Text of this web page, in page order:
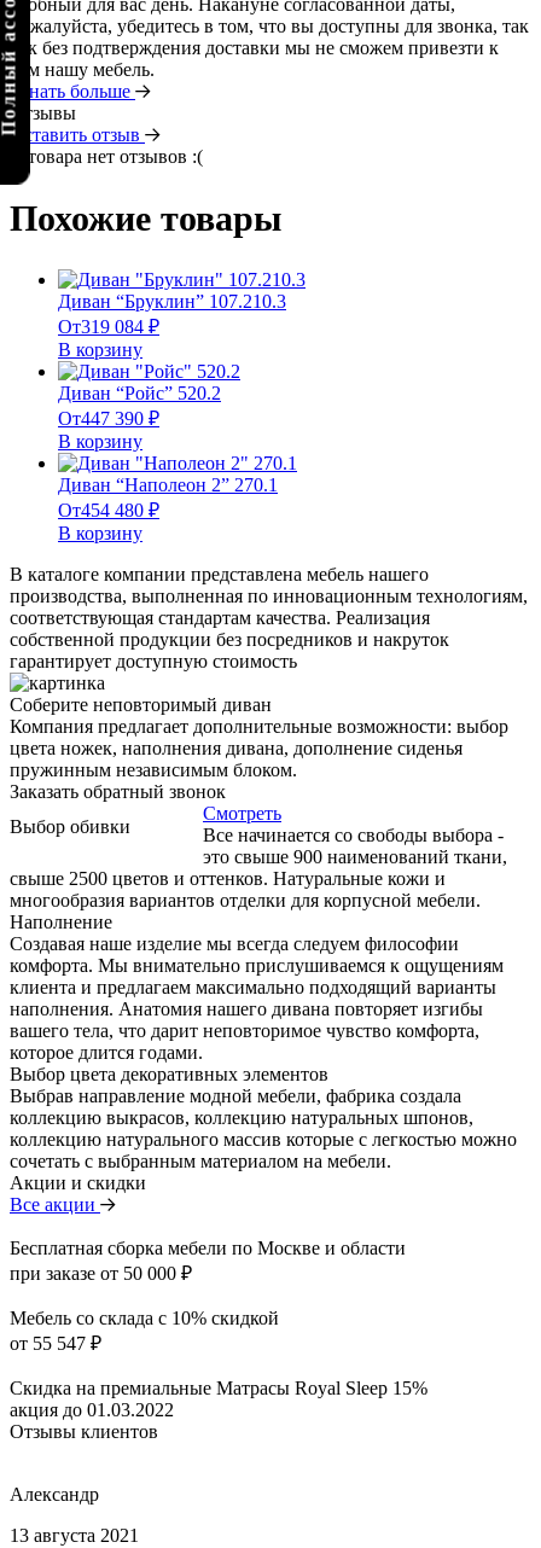
удобный для вас день. Накануне согласованной даты,
пожалуйста, убедитесь в том, что вы доступны для звонка, так
как без подтверждения доставки мы не сможем привезти к
вам нашу мебель.
Узнать больше
Отзывы
Оставить отзыв
У товара нет отзывов :(
Похожие товары
Диван “Бруклин” 107.210.3
От319 084 ₽
В корзину
Диван “Ройс” 520.2
От447 390 ₽
В корзину
Диван “Наполеон 2” 270.1
От454 480 ₽
В корзину
В каталоге компании представлена мебель нашего
производства, выполненная по инновационным технологиям,
соответствующая стандартам качества. Реализация
собственной продукции без посредников и накруток
гарантирует доступную стоимость
Соберите неповторимый диван
Компания предлагает дополнительные возможности: выбор
цвета ножек, наполнения дивана, дополнение сиденья
пружинным независимым блоком.
Заказать обратный звонок
Выбор обивки
Смотреть
Все начинается со свободы выбора -
это свыше 900 наименований ткани,
свыше 2500 цветов и оттенков. Натуральные кожи и
многообразия вариантов отделки для корпусной мебели.
Наполнение
Создавая наше изделие мы всегда следуем философии
комфорта. Мы внимательно прислушиваемся к ощущениям
клиента и предлагаем максимально подходящий варианты
наполнения. Анатомия нашего дивана повторяет изгибы
вашего тела, что дарит неповторимое чувство комфорта,
которое длится годами.
Выбор цвета декоративных элементов
Выбрав направление модной мебели, фабрика создала
коллекцию выкрасов, коллекцию натуральных шпонов,
коллекцию натурального массив которые с легкостью можно
сочетать с выбранным материалом на мебели.
Акции и скидки
Все акции
Бесплатная сборка мебели по Москве и области
при заказе от 50 000 ₽
Мебель со склада с 10% скидкой
от 55 547 ₽
Скидка на премиальные Матрасы Royal Sleep 15%
акция до 01.03.2022
Отзывы клиентов
Александр
13 августа 2021